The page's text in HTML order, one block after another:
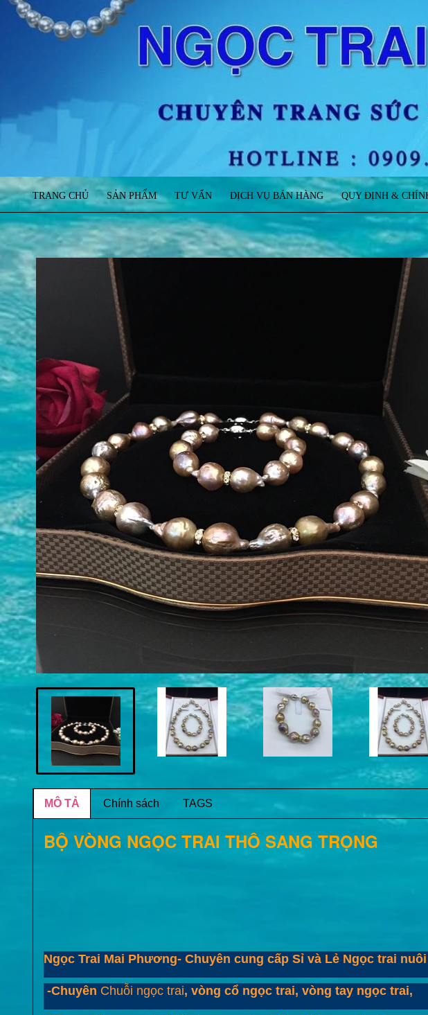
TRANG CHỦ SẢN PHẨM TƯ VẤN DỊCH VỤ BÁN HÀNG QUY ĐỊNH &
MÔ TẢ Chính sách TAGS
BỘ VÒNG NGỌC TRAI THÔ SANG TRỌNG
Ngọc Trai Mai Phương- Chuyên cung cấp Sỉ và Lẻ Ngọc trai
-Chuyên Chuỗi ngọc trai, vòng cổ ngọc trai, vòng tay ngọc trai,